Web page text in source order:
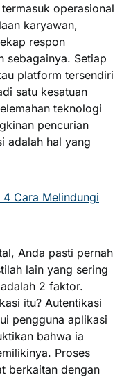
operasional
karyawan,
respon
sebagainya. Setiap
platform tersendiri
satu kesatuan
teknologi
pencurian
adalah hal yang
Cara Melindungi
Anda pasti pernah
lain yang sering
2 faktor.
itu? Autentikasi
pengguna aplikasi
bahwa ia
Proses
berkaitan dengan